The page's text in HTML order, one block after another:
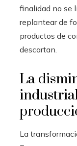
finalidad no se
replantear de
productos de
descartan.
La
La